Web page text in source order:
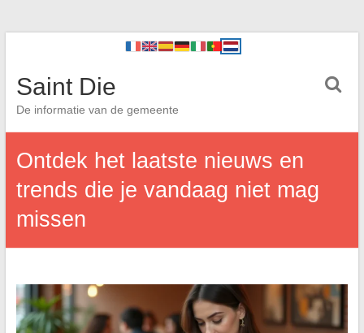
Saint Die
De informatie van de gemeente
Ontdek het laatste nieuws en
trends die je vandaag niet mag
missen